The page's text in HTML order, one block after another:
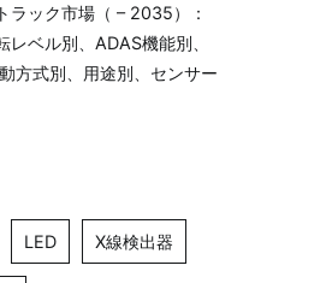
ラック市場（ – 2035）：
レベル別、ADAS機能別、
方式別、用途別、センサー
LED X線検出器